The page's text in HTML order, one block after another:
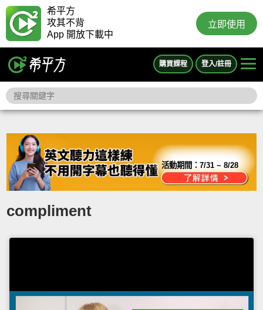
希平方
攻其不背
App 開放下載中
立即使用
購買課程 登入/註冊
活動期間：7/31 ~ 8/28
compliment